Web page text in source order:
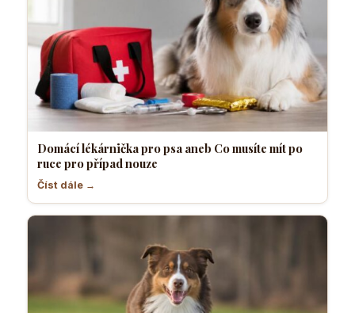
Domácí lékárnička pro psa aneb Co musíte mít po
ruce pro případ nouze
Číst dále →